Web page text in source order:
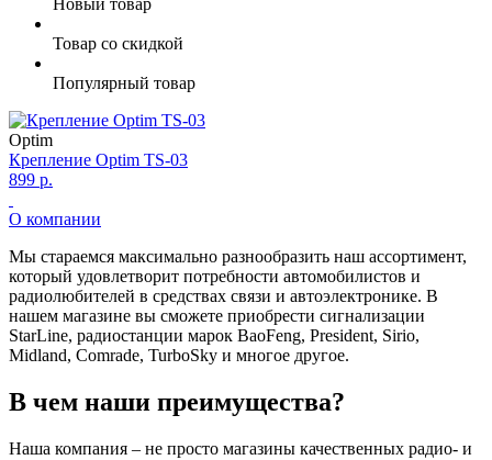
Новый товар
Товар со скидкой
Популярный товар
Optim
Крепление Optim TS-03
899 р.
О компании
Мы стараемся максимально разнообразить наш ассортимент,
который удовлетворит потребности автомобилистов и
радиолюбителей в средствах связи и автоэлектронике. В
нашем магазине вы сможете приобрести сигнализации
StarLine, радиостанции марок BaoFeng, President, Sirio,
Midland, Comrade, TurboSky и многое другое.
В чем наши преимущества?
Наша компания – не просто магазины качественных радио- и